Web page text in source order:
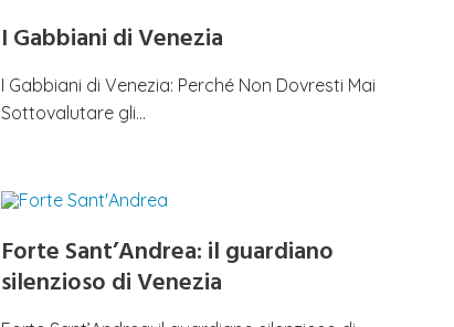
I Gabbiani di Venezia
I Gabbiani di Venezia: Perché Non Dovresti Mai
Sottovalutare gli…
Forte Sant’Andrea: il guardiano
silenzioso di Venezia